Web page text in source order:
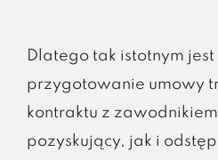
Dlatego tak istotnym
przygotowanie umowy
kontraktu z
pozyskujący, jak i